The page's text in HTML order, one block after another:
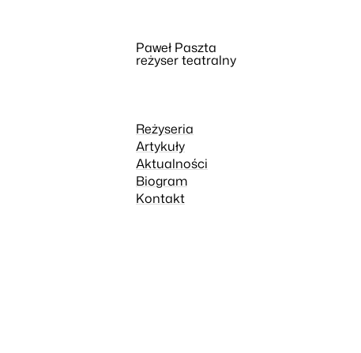
Paweł Paszta
reżyser teatralny
Reżyseria
Artykuły
Aktualności
Biogram
Kontakt